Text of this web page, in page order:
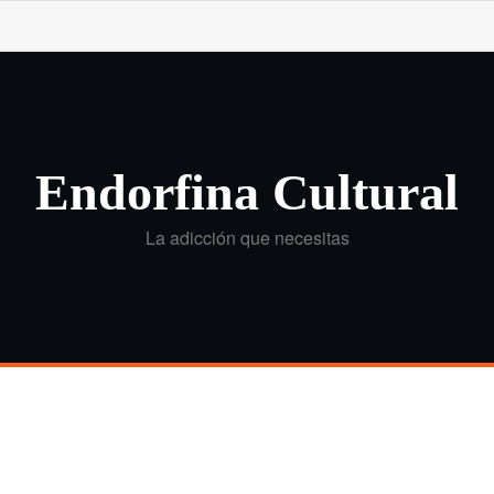
Endorfina Cultural
La adicción que necesitas